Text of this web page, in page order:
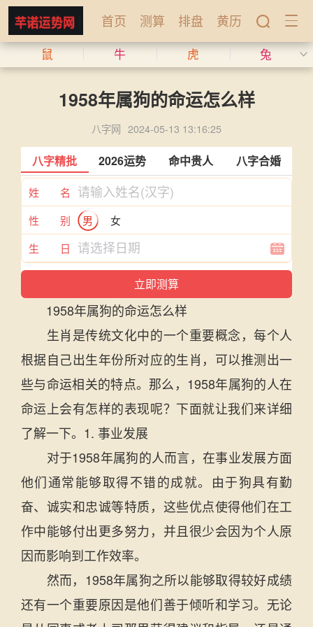
首页 测算 排盘 黄历
鼠 牛 虎 兔
1958年属狗的命运怎么样
八字网 2024-05-13 13:16:25
八字精批 2026运势 命中贵人 八字合婚
姓 名
性 别
男
女
生 日
1958年属狗的命运怎么样
生肖是传统文化中的一个重要概念，每个人
根据自己出生年份所对应的生肖，可以推测出一
些与命运相关的特点。那么，1958年属狗的人在
命运上会有怎样的表现呢？下面就让我们来详细
了解一下。1. 事业发展
对于1958年属狗的人而言，在事业发展方面
他们通常能够取得不错的成就。由于狗具有勤
奋、诚实和忠诚等特质，这些优点使得他们在工
作中能够付出更多努力，并且很少会因为个人原
因而影响到工作效率。
然而，1958年属狗之所以能够取得较好成绩
还有一个重要原因是他们善于倾听和学习。无论